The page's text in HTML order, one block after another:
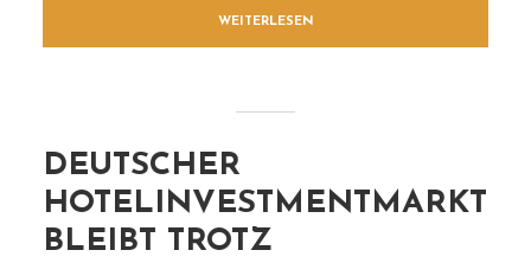
WEITERLESEN
DEUTSCHER
HOTELINVESTMENTMARKT
BLEIBT TROTZ